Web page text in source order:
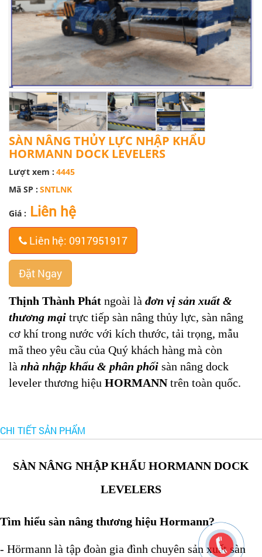
SÀN NÂNG THỦY LỰC NHẬP KHẨU
HORMANN DOCK LEVELERS
Lượt xem : 4445
Mã SP : SNTLNK
Giá : Liên hệ
Liên hệ: 0917951917
Đặt Ngay
Thịnh Thành Phát ngoài là đơn vị sản xuất &
thương mại trực tiếp sàn nâng thủy lực, sàn nâng
cơ khí trong nước với kích thước, tải trọng, mẫu
mã theo yêu cầu của Quý khách hàng mà còn
là nhà nhập khẩu & phân phối sàn nâng dock
leveler thương hiệu HORMANNtrên toàn quốc.
CHI TIẾT SẢN PHẨM
SÀN NÂNG NHẬP KHẨU HORMANN DOCK
LEVELERS
Tìm hiểu sàn nâng thương hiệu Hormann?
- Hörmann là tập đoàn gia đình chuyên sản xuất sàn